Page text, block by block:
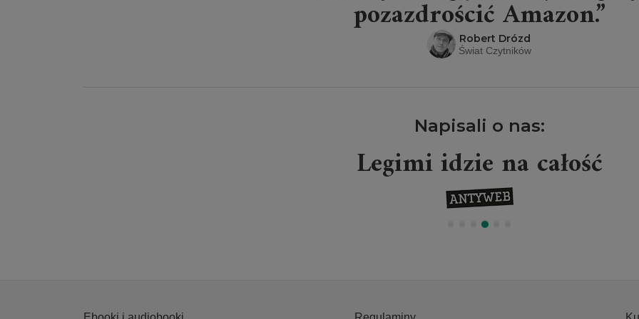
pozazdrościć Amazon.”
Robert Drózd
Świat Czytników
Napisali o nas:
Legimi idzie na całość